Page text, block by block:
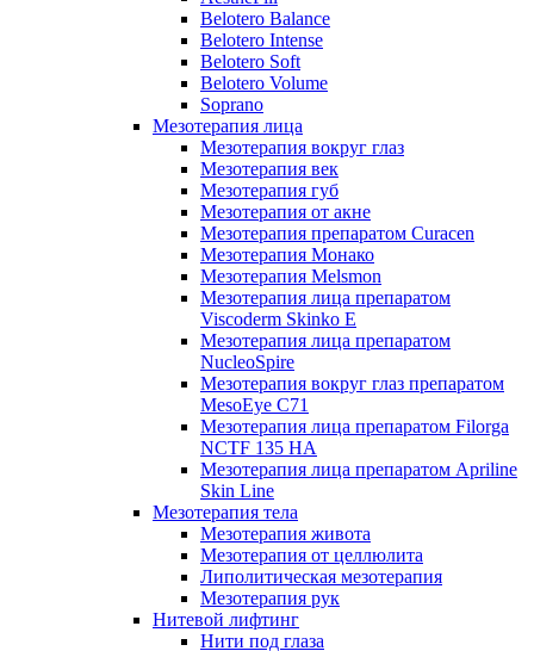
Belotero Balance
Belotero Intense
Belotero Soft
Belotero Volume
Soprano
Мезотерапия лица
Мезотерапия вокруг глаз
Мезотерапия век
Мезотерапия губ
Мезотерапия от акне
Мезотерапия препаратом Curacen
Мезотерапия Монако
Мезотерапия Melsmon
Мезотерапия лица препаратом
Viscoderm Skinko E
Мезотерапия лица препаратом
NucleoSpire
Мезотерапия вокруг глаз препаратом
MesoEye С71
Мезотерапия лица препаратом Filorga
NCTF 135 HA
Мезотерапия лица препаратом Apriline
Skin Line
Мезотерапия тела
Мезотерапия живота
Мезотерапия от целлюлита
Липолитическая мезотерапия
Мезотерапия рук
Нитевой лифтинг
Нити под глаза